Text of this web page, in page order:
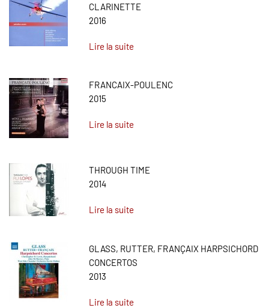
CLARINETTE
2016
Lire la suite
FRANCAIX-POULENC
2015
Lire la suite
THROUGH TIME
2014
Lire la suite
GLASS, RUTTER, FRANÇAIX HARPSICHORD
CONCERTOS
2013
Lire la suite